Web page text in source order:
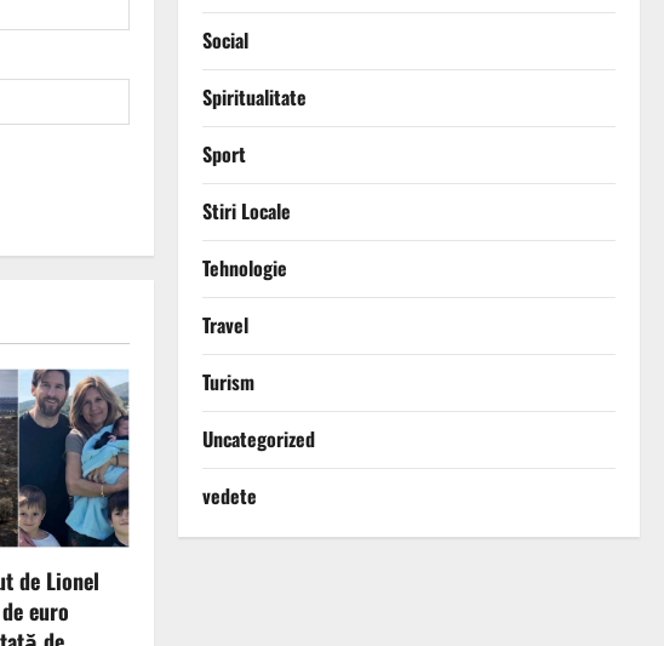
de Lionel
euro
Social
Spiritualitate
Sport
Stiri Locale
Tehnologie
Travel
Turism
Uncategorized
vedete